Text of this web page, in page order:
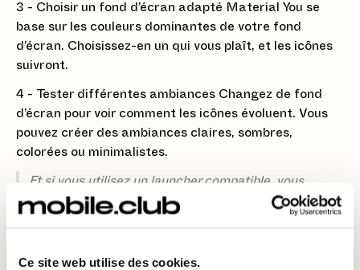
Ce site web utilise des cookies.
3 - Choisir un fond d’écran adapté Material You se
base sur les couleurs dominantes de votre fond
d’écran. Choisissez-en un qui vous plaît, et les icônes
suivront.
4 - Tester différentes ambiances Changez de fond
d’écran pour voir comment les icônes évoluent. Vous
pouvez créer des ambiances claires, sombres,
colorées ou minimalistes.
Et si vous utilisez un launcher compatible, vous
pouvez aller encore plus loin dans la personnalisation.